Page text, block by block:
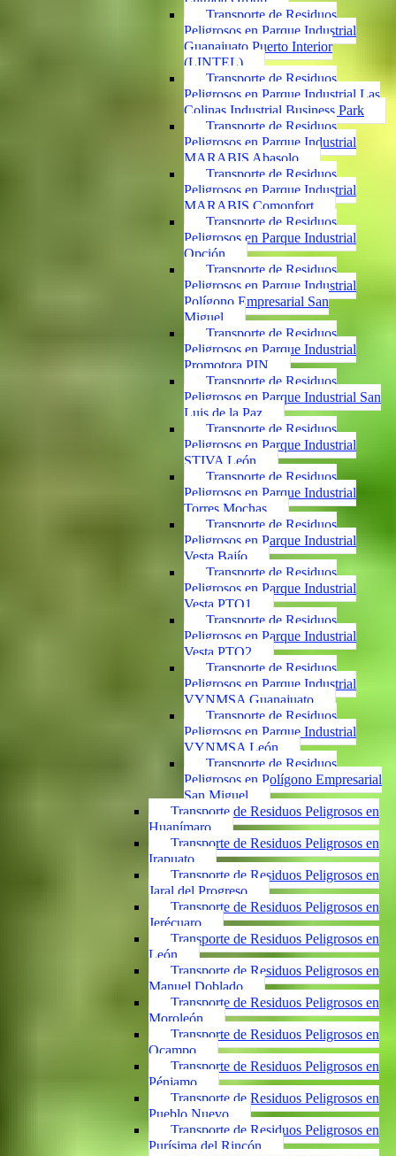
Transporte de Residuos
Peligrosos en Parque Industrial
Guanajuato Puerto Interior
(LINTEL)
Transporte de Residuos
Peligrosos en Parque Industrial Las
Colinas Industrial Business Park
Transporte de Residuos
Peligrosos en Parque Industrial
MARABIS Abasolo
Transporte de Residuos
Peligrosos en Parque Industrial
MARABIS Comonfort
Transporte de Residuos
Peligrosos en Parque Industrial
Opción
Transporte de Residuos
Peligrosos en Parque Industrial
Polígono Empresarial San
Miguel
Transporte de Residuos
Peligrosos en Parque Industrial
Promotora PIN
Transporte de Residuos
Peligrosos en Parque Industrial San
Luis de la Paz
Transporte de Residuos
Peligrosos en Parque Industrial
STIVA León
Transporte de Residuos
Peligrosos en Parque Industrial
Torres Mochas
Transporte de Residuos
Peligrosos en Parque Industrial
Vesta Bajío
Transporte de Residuos
Peligrosos en Parque Industrial
Vesta PTO1
Transporte de Residuos
Peligrosos en Parque Industrial
Vesta PTO2
Transporte de Residuos
Peligrosos en Parque Industrial
VYNMSA Guanajuato
Transporte de Residuos
Peligrosos en Parque Industrial
VYNMSA León
Transporte de Residuos
Peligrosos en Polígono Empresarial
San Miguel
Transporte de Residuos Peligrosos en
Huanímaro
Transporte de Residuos Peligrosos en
Irapuato
Transporte de Residuos Peligrosos en
Jaral del Progreso
Transporte de Residuos Peligrosos en
Jerécuaro
Transporte de Residuos Peligrosos en
León
Transporte de Residuos Peligrosos en
Manuel Doblado
Transporte de Residuos Peligrosos en
Moroleón
Transporte de Residuos Peligrosos en
Ocampo
Transporte de Residuos Peligrosos en
Pénjamo
Transporte de Residuos Peligrosos en
Pueblo Nuevo
Transporte de Residuos Peligrosos en
Purísima del Rincón